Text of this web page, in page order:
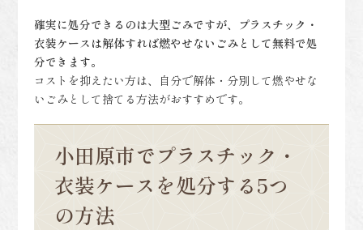
確実に処分できるのは大型ごみですが、プラスチック・
衣装ケースは解体すれば燃やせないごみとして無料で処
分できます。
コストを抑えたい方は、自分で解体・分別して燃やせな
いごみとして捨てる方法がおすすめです。
小田原市でプラスチック・
衣装ケースを処分する5つ
の方法